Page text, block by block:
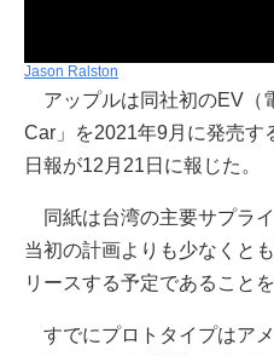
Jason Ralston
アップルは同社初のEV（
Car」を2021年9月に発売す
日報が12月21日に報じた。
同紙は台湾の主要サプラ
当初の計画よりも少なくと
リースする予定であること
すでにプロトタイプはア